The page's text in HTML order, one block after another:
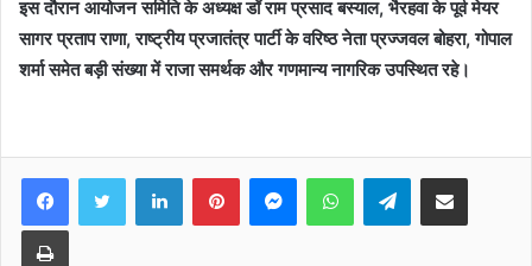
इस दौरान आयोजन समिति के अध्यक्ष डॉ राम प्रसाद बस्याल, भैरहवा के पूर्व मेयर
सागर प्रताप राणा, राष्ट्रीय प्रजातंत्र पार्टी के वरिष्ठ नेता प्रज्जवल बोहरा, गोपाल
शर्मा समेत बड़ी संख्या में राजा समर्थक और गणमान्य नागरिक उपस्थित रहे।
FacebookTwitter LinkedInPinterestMessengerWhatsAppTelegramShare via Email
Print